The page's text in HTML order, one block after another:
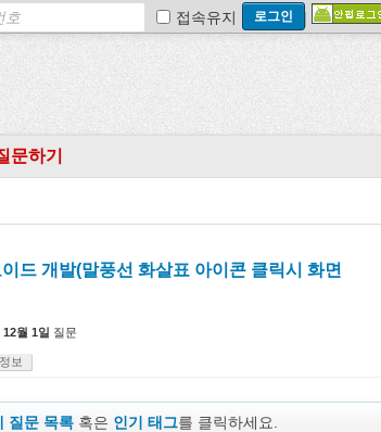
접속유지
문하기
드 개발(말풍선 화살표 아이콘 클릭시 화면
월 1일 질문
보
질문 목록 혹은 인기 태그를 클릭하세요.